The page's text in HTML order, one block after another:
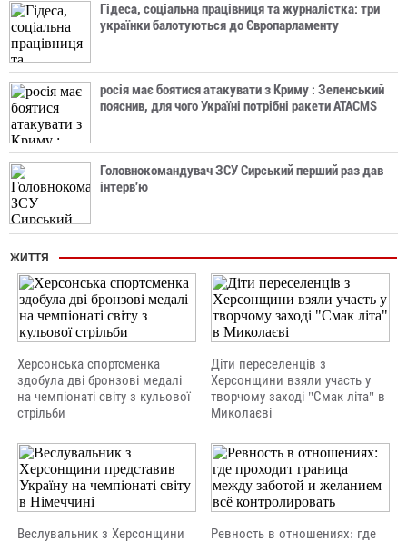
Гідеса, соціальна працівниця та журналістка: три
українки балотуються до Європарламенту
росія має боятися атакувати з Криму : Зеленський
пояснив, для чого Україні потрібні ракети ATACMS
Головнокомандувач ЗСУ Сирський перший раз дав
інтерв'ю
ЖИТТЯ
Херсонська спортсменка
здобула дві бронзові медалі
на чемпіонаті світу з кульової
стрільби
Діти переселенців з
Херсонщини взяли участь у
творчому заході "Смак літа" в
Миколаєві
Веслувальник з Херсонщини Ревность в отношениях: где